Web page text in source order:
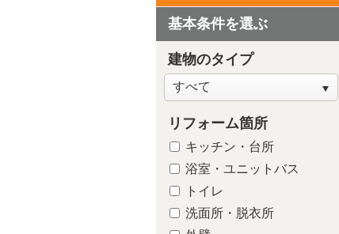
基本条件を選ぶ
建物のタイプ
リフォーム箇所
キッチン・台所
浴室・ユニットバス
トイレ
洗面所・脱衣所